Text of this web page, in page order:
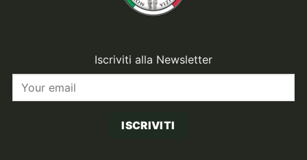
Iscriviti alla Newsletter
ISCRIVITI